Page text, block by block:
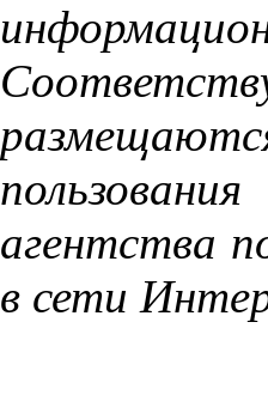
пользования
агентства
в сети